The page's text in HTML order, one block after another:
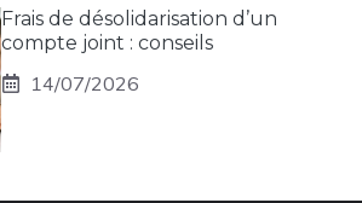
Frais de désolidarisation d’un
compte joint : conseils
14/07/2026